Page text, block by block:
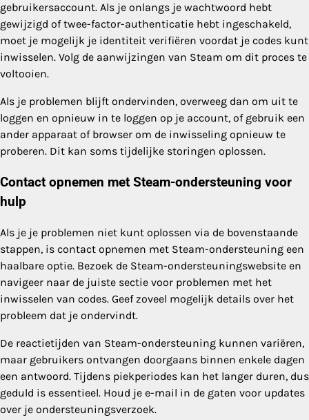
gebruikersaccount. Als je onlangs je wachtwoord hebt
gewijzigd of twee-factor-authenticatie hebt ingeschakeld,
moet je mogelijk je identiteit verifiëren voordat je codes kunt
inwisselen. Volg de aanwijzingen van Steam om dit proces te
voltooien.
Als je problemen blijft ondervinden, overweeg dan om uit te
loggen en opnieuw in te loggen op je account, of gebruik een
ander apparaat of browser om de inwisseling opnieuw te
proberen. Dit kan soms tijdelijke storingen oplossen.
Contact opnemen met Steam-ondersteuning voor
hulp
Als je je problemen niet kunt oplossen via de bovenstaande
stappen, is contact opnemen met Steam-ondersteuning een
haalbare optie. Bezoek de Steam-ondersteuningswebsite en
navigeer naar de juiste sectie voor problemen met het
inwisselen van codes. Geef zoveel mogelijk details over het
probleem dat je ondervindt.
De reactietijden van Steam-ondersteuning kunnen variëren,
maar gebruikers ontvangen doorgaans binnen enkele dagen
een antwoord. Tijdens piekperiodes kan het langer duren, dus
geduld is essentieel. Houd je e-mail in de gaten voor updates
over je ondersteuningsverzoek.